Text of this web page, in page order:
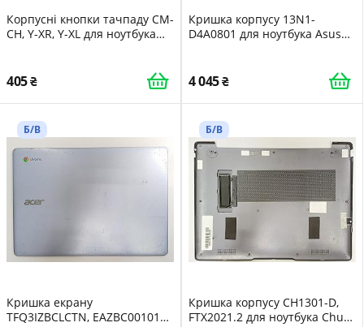
Корпусні кнопки тачпаду CM-
CH, Y-XR, Y-XL для ноутбука
405
Кришка корпусу 13N1-
D4A0801 для ноутбука Asus
4711081140740
4 045
Б/В
Кришка екрану
TFQ3IZBCLCTN, EAZBC001010-
Б/В
Кришка корпусу CH1301-D,
FTX2021.2 для ноутбука Chuwi